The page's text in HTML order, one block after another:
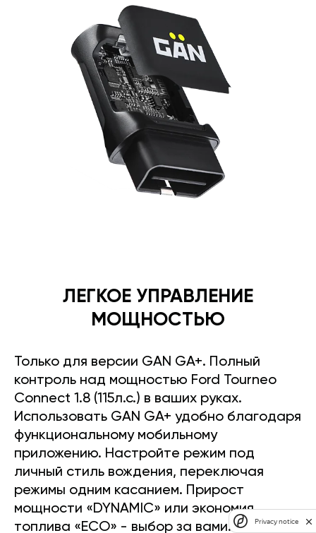
ЛЕГКОЕ УПРАВЛЕНИЕ
МОЩНОСТЬЮ
Только для версии GAN GA+. Полный
контроль над мощностью Ford Tourneo
Connect 1.8 (115л.с.) в ваших руках.
Использовать GAN GA+ удобно благодаря
функциональному мобильному
приложению. Настройте режим под
личный стиль вождения, переключая
режимы одним касанием. Прирост
мощности «DYNAMIC» или экономия
топлива «ECO» - выбор за вами.
Privacy notice